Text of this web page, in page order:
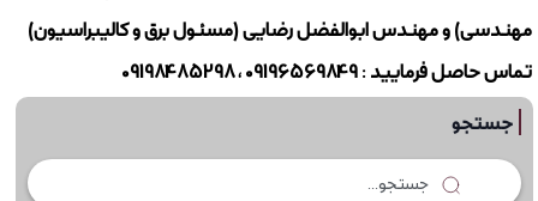
مهندسی) و مهندس ابوالفضل رضایی (مسئول برق و کالیبراسیون)
تماس حاصل فرمایید : 09196569849 ، 09198485298
جستجو